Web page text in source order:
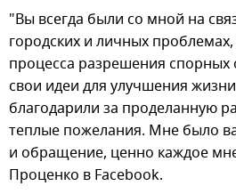
"Вы всегда были со мной на
городских и личных
процесса разрешения спорных
свои идеи для улучшения
благодарили за проделанную
теплые пожелания. Мне было
и обращение, ценно каждое
Проценко в Facebook.